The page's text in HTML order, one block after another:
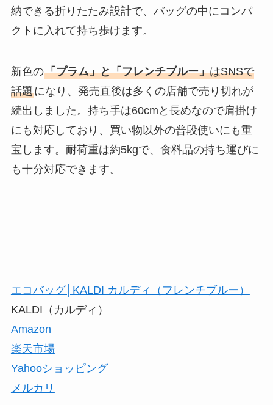
納できる折りたたみ設計で、バッグの中にコンパ
クトに入れて持ち歩けます。
新色の「プラム」と「フレンチブルー」はSNSで
話題になり、発売直後は多くの店舗で売り切れが
続出しました。持ち手は60cmと長めなので肩掛け
にも対応しており、買い物以外の普段使いにも重
宝します。耐荷重は約5kgで、食料品の持ち運びに
も十分対応できます。
エコバッグ│KALDI カルディ（フレンチブルー）
KALDI（カルディ）
Amazon
楽天市場
Yahooショッピング
メルカリ